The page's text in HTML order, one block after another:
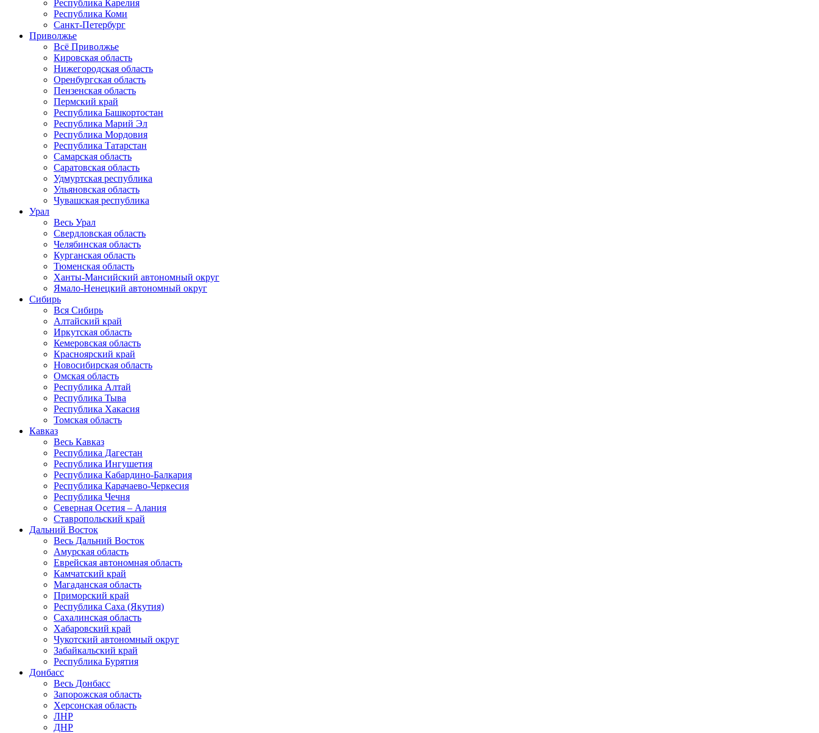
Республика Карелия
Республика Коми
Санкт-Петербург
Приволжье
Всё Приволжье
Кировская область
Нижегородская область
Оренбургская область
Пензенская область
Пермский край
Республика Башкортостан
Республика Марий Эл
Республика Мордовия
Республика Татарстан
Самарская область
Саратовская область
Удмуртская республика
Ульяновская область
Чувашская республика
Урал
Весь Урал
Свердловская область
Челябинская область
Курганская область
Тюменская область
Ханты-Мансийский автономный округ
Ямало-Ненецкий автономный округ
Сибирь
Вся Сибирь
Алтайский край
Иркутская область
Кемеровская область
Красноярский край
Новосибирская область
Омская область
Республика Алтай
Республика Тыва
Республика Хакасия
Томская область
Кавказ
Весь Кавказ
Республика Дагестан
Республика Ингушетия
Республика Кабардино-Балкария
Республика Карачаево-Черкесия
Республика Чечня
Северная Осетия – Алания
Ставропольский край
Дальний Восток
Весь Дальний Восток
Амурская область
Еврейская автономная область
Камчатский край
Магаданская область
Приморский край
Республика Саха (Якутия)
Сахалинская область
Хабаровский край
Чукотский автономный округ
Забайкальский край
Республика Бурятия
Донбасс
Весь Донбасс
Запорожская область
Херсонская область
ЛНР
ДНР